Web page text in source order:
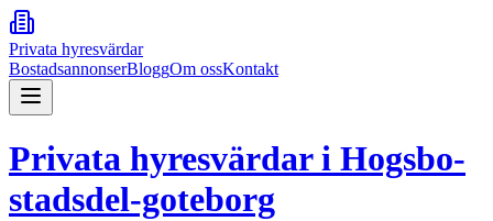
Privata hyresvärdar
BostadsannonserBloggOm ossKontakt
Privata hyresvärdar i Hogsbo-
stadsdel-goteborg